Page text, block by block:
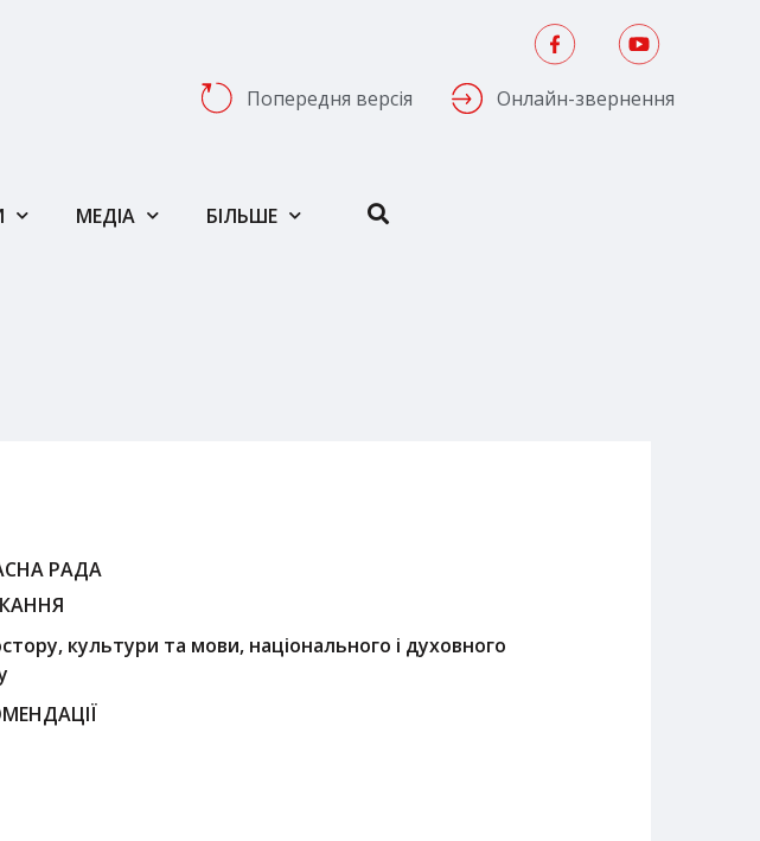
Попередня версія Онлайн-звернення
МЕДІА БІЛЬШЕ
РАДА
культури та мови, національного і духовного